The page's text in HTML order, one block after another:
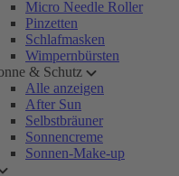
Micro Needle Roller
Pinzetten
Schlafmasken
Wimpernbürsten
& Schutz
Alle anzeigen
After Sun
Selbstbräuner
Sonnencreme
Sonnen-Make-up